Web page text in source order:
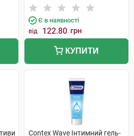
Є в наявності
від 122.80 грн
КУПИТИ
Contex Wave Інтимний гель-